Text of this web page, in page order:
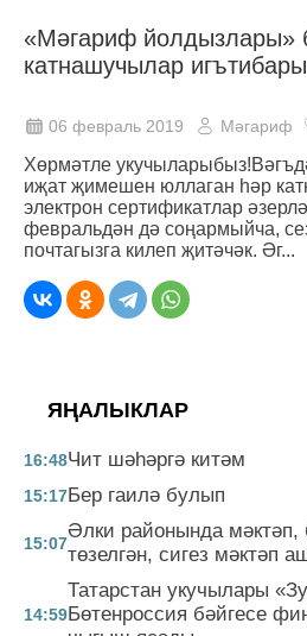
«Мәгариф йолдызлары»
катнашучылар
06 февраль 2019 Мәгариф
Хөрмәтле
иҗат җимешен юллаган һәр
электрон сертификатлар
февральдән дә соңармыйча,
почтагызга килеп җитәчәк. Әг...
ЯҢАЛЫКЛАР
16:48Чит шәһәргә китәм
15:17Бер гаилә булып
15:07
Әлки районында мәктәп,
төзелгән, сигез мәктәп
14:59
Татарстан укучылары
Бөтенроссия бәйгесе